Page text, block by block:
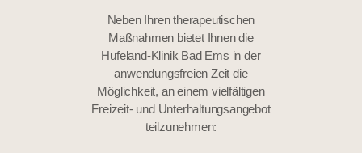
Neben Ihren therapeutischen
Maßnahmen bietet Ihnen die
Hufeland-Klinik Bad Ems in der
anwendungsfreien Zeit die
Möglichkeit, an einem vielfältigen
Freizeit- und Unterhaltungsangebot
teilzunehmen: